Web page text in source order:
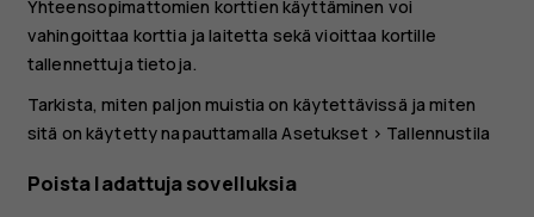
Yhteensopimattomien korttien käyttäminen voi
vahingoittaa korttia ja laitetta sekä vioittaa kortille
tallennettuja tietoja.
Tarkista, miten paljon muistia on käytettävissä ja miten
sitä on käytetty napauttamallaAsetukset > Tallennustila
Poista ladattuja sovelluksia